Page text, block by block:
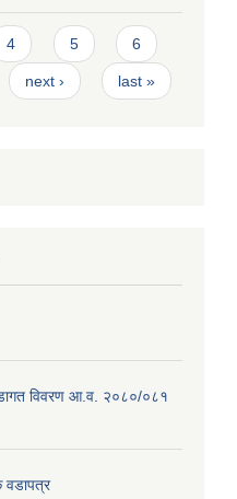
4 5 6
next › last »
विवरण आ.व. २०८०/०८१
वडापत्र